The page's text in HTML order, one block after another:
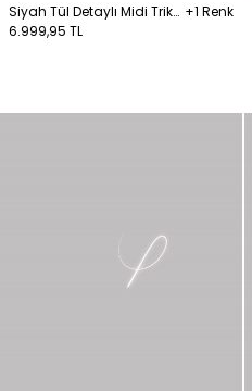
Siyah Tül Detaylı Midi Triko
Etek
+1 Renk
6.999,95 TL